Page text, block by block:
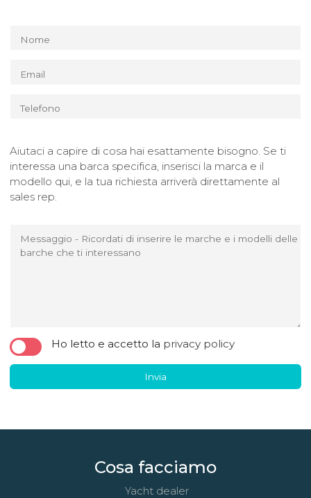
Nome
Email
Telefono
Aiutaci a capire di cosa hai esattamente bisogno. Se ti
interessa una barca specifica, inserisci la marca e il
modello qui, e la tua richiesta arriverà direttamente al
sales rep.
Messaggio - Ricordati di inserire le marche e i modelli delle
barche che ti interessano
Ho letto e accetto la privacy policy
Invia
Cosa facciamo
Yacht dealer